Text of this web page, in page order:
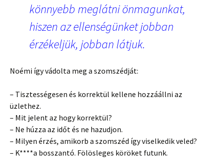
könnyebb meglátni önmagunkat,
hiszen az ellenségünket jobban
érzékeljük, jobban látjuk.
Noémi így vádolta meg a szomszédját:
– Tisztességesen és korrektül kellene hozzáállni az
üzlethez.
– Mit jelent az hogy korrektül?
– Ne húzza az időt és ne hazudjon.
– Milyen érzés, amikorb a szomszéd így viselkedik veled?
– K****a bosszantó. Fölösleges köröket futunk.